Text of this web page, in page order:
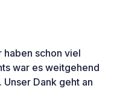
haben schon viel
war es weitgehend
Dank geht an